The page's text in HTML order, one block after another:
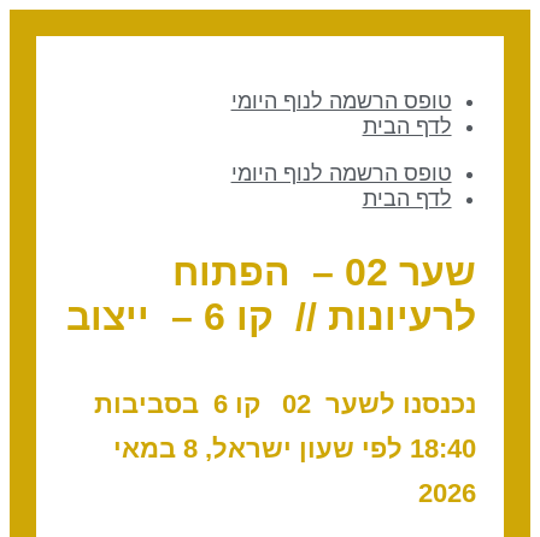
טופס הרשמה לנוף היומי
לדף הבית
טופס הרשמה לנוף היומי
לדף הבית
שער 02 – הפתוח
לרעיונות // קו 6 – ייצוב
נכנסנו לשער 02 ק
ו 6 בסביבות
18:40 לפי שעון ישראל, 8 במאי
2026